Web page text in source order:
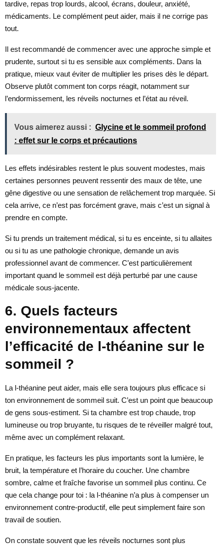
tardive, repas trop lourds, alcool, écrans, douleur, anxiété,
médicaments. Le complément peut aider, mais il ne corrige pas
tout.
Il est recommandé de commencer avec une approche simple et
prudente, surtout si tu es sensible aux compléments. Dans la
pratique, mieux vaut éviter de multiplier les prises dès le départ.
Observe plutôt comment ton corps réagit, notamment sur
l’endormissement, les réveils nocturnes et l’état au réveil.
Vous aimerez aussi : Glycine et le sommeil profond
: effet sur le corps et précautions
Les effets indésirables restent le plus souvent modestes, mais
certaines personnes peuvent ressentir des maux de tête, une
gêne digestive ou une sensation de relâchement trop marquée. Si
cela arrive, ce n’est pas forcément grave, mais c’est un signal à
prendre en compte.
Si tu prends un traitement médical, si tu es enceinte, si tu allaites
ou si tu as une pathologie chronique, demande un avis
professionnel avant de commencer. C’est particulièrement
important quand le sommeil est déjà perturbé par une cause
médicale sous-jacente.
6. Quels facteurs
environnementaux affectent
l’efficacité de l-théanine sur le
sommeil ?
La l-théanine peut aider, mais elle sera toujours plus efficace si
ton environnement de sommeil suit. C’est un point que beaucoup
de gens sous-estiment. Si ta chambre est trop chaude, trop
lumineuse ou trop bruyante, tu risques de te réveiller malgré tout,
même avec un complément relaxant.
En pratique, les facteurs les plus importants sont la lumière, le
bruit, la température et l’horaire du coucher. Une chambre
sombre, calme et fraîche favorise un sommeil plus continu. Ce
que cela change pour toi : la l-théanine n’a plus à compenser un
environnement contre-productif, elle peut simplement faire son
travail de soutien.
On constate souvent que les réveils nocturnes sont plus